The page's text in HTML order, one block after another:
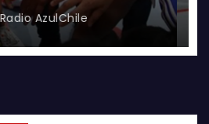
Radio AzulChile